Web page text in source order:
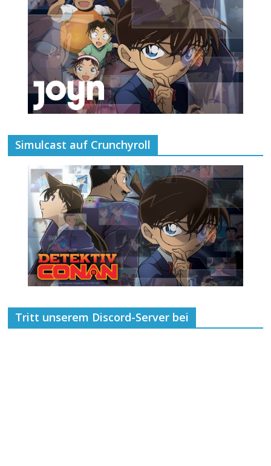
Simulcast auf Crunchyroll
Tritt unserem Discord-Server bei